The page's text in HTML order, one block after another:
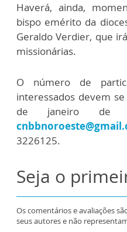
Haverá, ainda,
bispo emérito da
Geraldo Verdier, que
missionárias.
O número de
interessados devem
de janeiro de
3226125.
Seja o
Os comentários e avaliações
seus autores e não